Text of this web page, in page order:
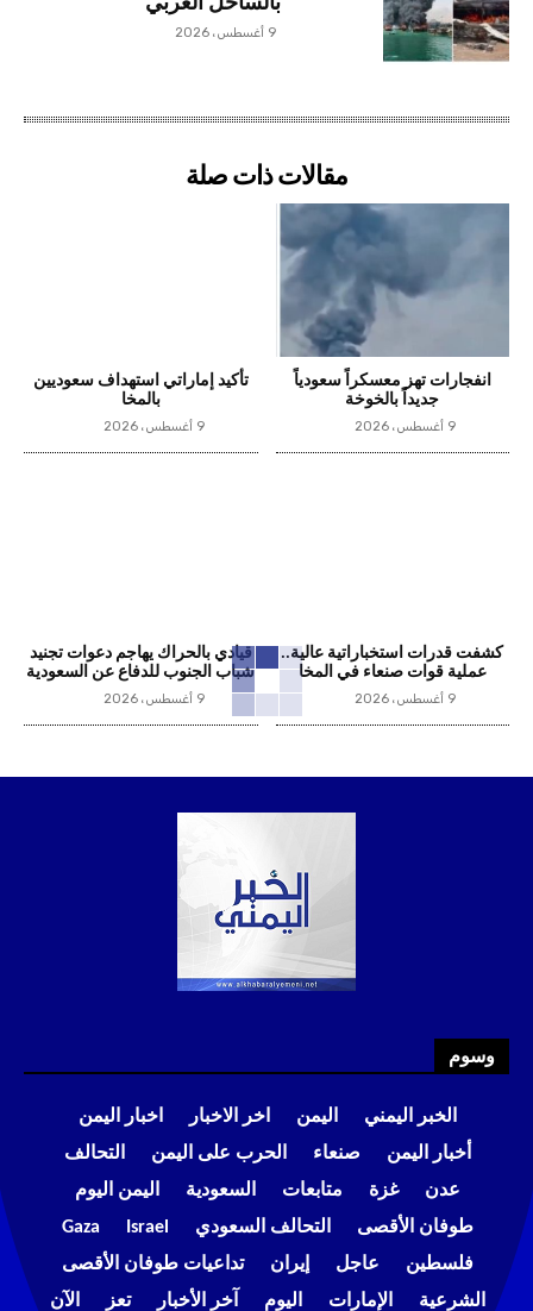
9 أغسطس، 2026
مقالات ذات صلة
انفجارات تهز معسكراً سعودياً
جديداً بالخوخة
9 أغسطس، 2026
تأكيد إماراتي استهداف سعوديين
بالمخا
9 أغسطس، 2026
كشفت قدرات استخباراتية عالية..
عملية قوات صنعاء في المخا
9 أغسطس، 2026
قيادي بالحراك يهاجم دعوات تجنيد
شباب الجنوب للدفاع عن السعودية
9 أغسطس، 2026
وسوم
الخبر اليمني اليمن اخر الاخبار
اخبار اليمن
أخبار اليمن
صنعاء الحرب على اليمن
التحالف
عدن
غزة متابعات السعودية
اليمن اليوم
طوفان الأقصى
التحالف السعودي Israel
Gaza
فلسطين
عاجل إيران
تداعيات طوفان الأقصى
الشرعية
الإمارات اليوم آخر الأخبار تعز الآن